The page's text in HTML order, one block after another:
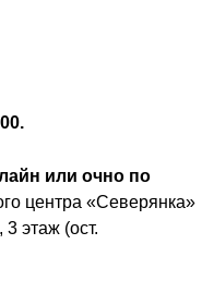
или очно по
центра «Северянка»
этаж (ост.